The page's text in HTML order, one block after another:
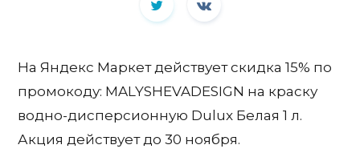
На Яндекс Маркет действует скидка 15% по
промокоду: MALYSHEVADESIGN на краску
водно-дисперсионную Dulux Белая 1 л.
Акция действует до 30 ноября.